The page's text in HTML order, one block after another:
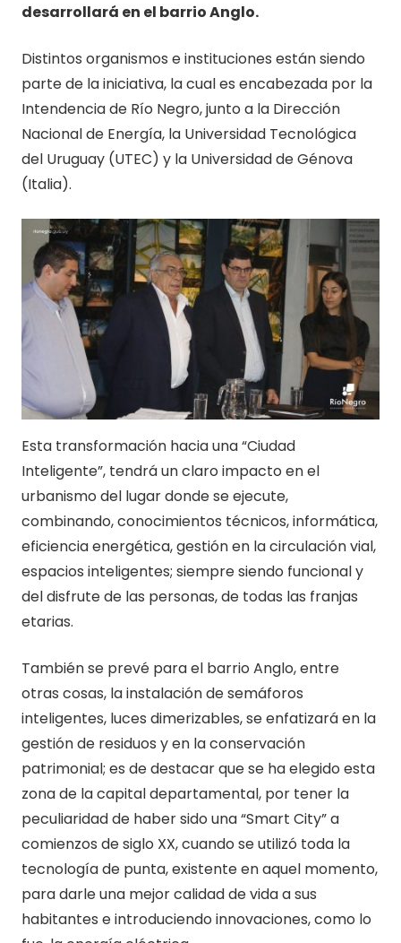
desarrollará en el barrio Anglo.
Distintos organismos e instituciones están siendo
parte de la iniciativa, la cual es encabezada por la
Intendencia de Río Negro, junto a la Dirección
Nacional de Energía, la Universidad Tecnológica
del Uruguay (UTEC) y la Universidad de Génova
(Italia).
Esta transformación hacia una “Ciudad
Inteligente”, tendrá un claro impacto en el
urbanismo del lugar donde se ejecute,
combinando, conocimientos técnicos, informática,
eficiencia energética, gestión en la circulación vial,
espacios inteligentes; siempre siendo funcional y
del disfrute de las personas, de todas las franjas
etarias.
También se prevé para el barrio Anglo, entre
otras cosas, la instalación de semáforos
inteligentes, luces dimerizables, se enfatizará en la
gestión de residuos y en la conservación
patrimonial; es de destacar que se ha elegido esta
zona de la capital departamental, por tener la
peculiaridad de haber sido una “Smart City” a
comienzos de siglo XX, cuando se utilizó toda la
tecnología de punta, existente en aquel momento,
para darle una mejor calidad de vida a sus
habitantes e introduciendo innovaciones, como lo